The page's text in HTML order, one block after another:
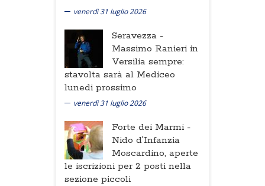
venerdì 31 luglio 2026
Seravezza -
Massimo Ranieri in
Versilia sempre:
stavolta sarà al Mediceo
lunedi prossimo
venerdì 31 luglio 2026
Forte dei Marmi -
Nido d'Infanzia
Moscardino, aperte
le iscrizioni per 2 posti nella
sezione piccoli